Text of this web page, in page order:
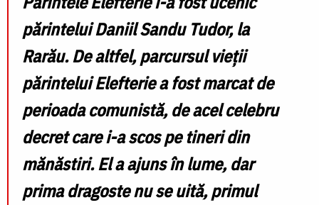
părintelui Daniil Sandu Tudor, la
Rarău. De altfel, parcursul vieții
părintelui Elefterie a fost marcat de
perioada comunistă, de acel celebru
decret care i-a scos pe tineri din
mănăstiri. El a ajuns în lume, dar
prima dragoste nu se uită, primul